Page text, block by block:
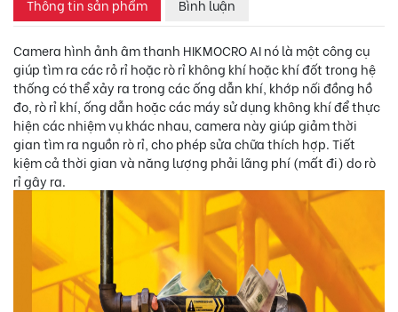
Thông tin sản phẩm Bình luận
Camera hình ảnh âm thanh HIKMOCRO AI nó là một công cụ
giúp tìm ra các rỏ rỉ hoặc rò rỉ không khí hoặc khí đốt trong hệ
thống có thể xảy ra trong các ống dẫn khí, khớp nối đồng hồ
đo, rò rỉ khí, ống dẫn hoặc các máy sử dụng không khí để thực
hiện các nhiệm vụ khác nhau, camera này giúp giảm thời
gian tìm ra nguồn rò rỉ, cho phép sửa chữa thích hợp. Tiết
kiệm cả thời gian và năng lượng phải lãng phí (mất đi) do rò
rỉ gây ra.